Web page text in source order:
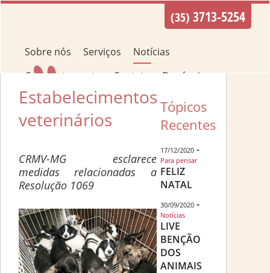
(35) 3713-5254
Sobre nós Serviços
Notícias
Comportamento
Contato
Denúncias
Como Ajudar?
Estabelecimentos
veterinários
CRMV-MG esclarece
medidas relacionadas a
Resolução 1069
Tópicos
Recentes
17/12/2020 -
Para pensar
FELIZ
NATAL
30/09/2020 -
Notícias
LIVE
BENÇÃO
DOS
ANIMAIS